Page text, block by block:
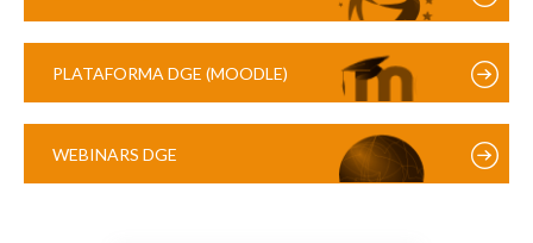
PLATAFORMA DGE (MOODLE)
WEBINARS DGE